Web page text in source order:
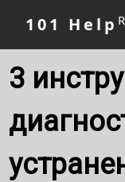
101 Help
3